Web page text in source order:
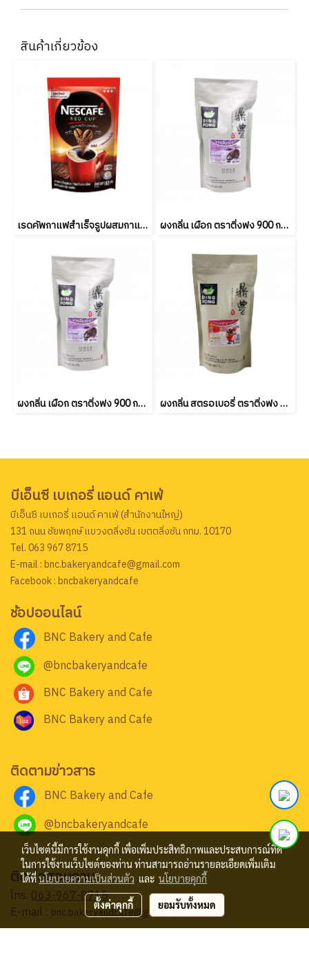
สินค้าเกี่ยวข้อง
เรดคัพกาแฟสำเร็จรูปผสมกาแฟคั่วบดละเอียด ตราเนสกาแฟ 180 กรัม NESCAFE RED CUP 180 g. ผงกลิ่น เผือก ตราติ่งฟง 900 กรัม Ting Fong Taro Flavor Powder 900g. (ยกลัง 20 ชิ้น )
ผงกลิ่น เผือก ตราติ่งฟง 900 กรัม Ting Fong Taro Flavor Powder 900g. ผงกลิ่น สตรอเบอรี่ ตราติ่งฟง 900 กรัม Ting Fong Strawberry Powder 900g. (ยกลัง 20 ชิ้น )
บีเอ็นซี เบเกอรี่ แอนด์ คาเฟ่
บีเอ็นซี เบเกอรี่ แอนด์ คาเฟ่ (สำนักงานใหญ่)
131 ถนน ชัยพฤกษ์ แขวงตลิ่งชัน เขตตลิ่งชัน กทม. 10170
Tel. 063 967 8715
E-mail : bnc.bakeryandcafe@gmail.com
Facebook : bncbakeryandcafe
ช้อปออนไลน์
BNC Bakery and Cafe
@bncbakeryandcafe
BNC Bakery and Cafe
BNC Bakery and Cafe
ติดตามข่าวสาร
BNC Bakery and Cafe
@bncbakeryandcafe
ติดต่อสอบถาม
โทร.063-967-8715
E-mail : bnc.bakeryandcafe@gmail.com
เว็บไซต์นี้มีการใช้งานคุกกี้ เพื่อเพิ่มประสิทธิภาพและประสบการณ์ที่ดี
ในการใช้งานเว็บไซต์ของท่าน ท่านสามารถอ่านรายละเอียดเพิ่มเติม
ได้ที่นโยบายความเป็นส่วนตัว และ นโยบายคุกกี้
ตั้งค่าคุกกี้ ยอมรับทั้งหมด